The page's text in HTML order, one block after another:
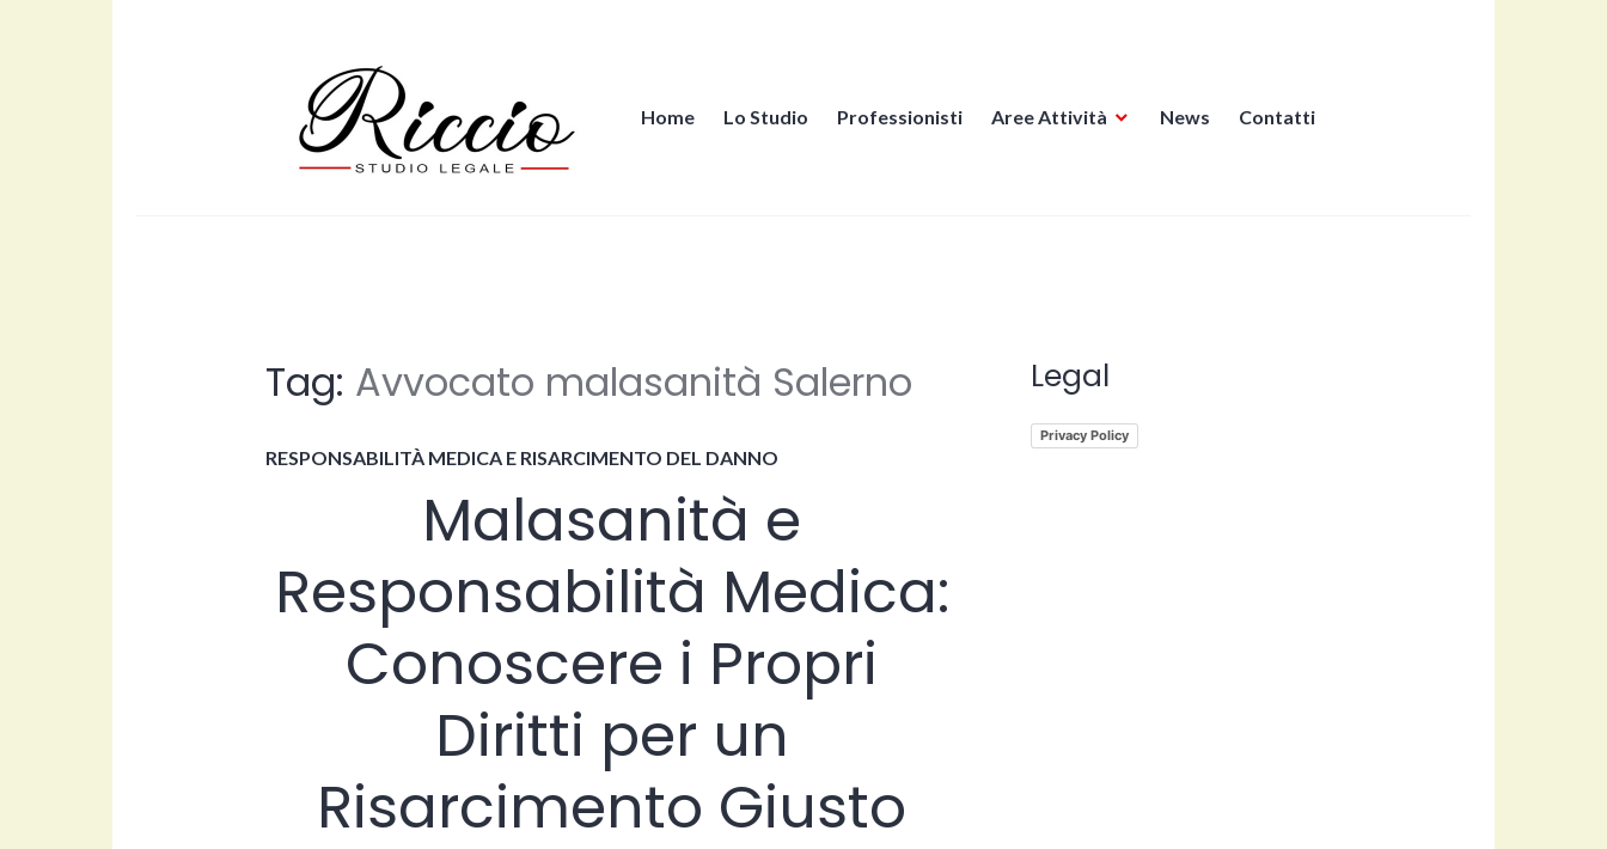
Home Lo Studio Professionisti Aree Attività News Contatti
Tag: Avvocato malasanità Salerno
RESPONSABILITÀ MEDICA E RISARCIMENTO DEL DANNO
Malasanità e
Responsabilità Medica:
Conoscere i Propri
Diritti per un
Risarcimento Giusto
Legal
Privacy Policy